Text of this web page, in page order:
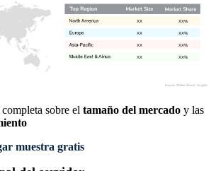
XX%
XX
XX%
XX
XX%
XX
XX%
XX
sobre el tamaño del mercado y las
muestra gratis